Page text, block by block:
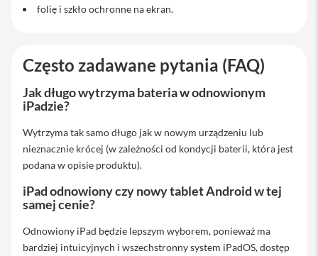
i
r
1
3
i
a
d
-
g
n
e
folię i szkło ochronne na ekran.
Często zadawane pytania (FAQ)
Jak długo wytrzyma bateria w odnowionym
iPadzie?
Wytrzyma tak samo długo jak w nowym urządzeniu lub
nieznacznie krócej (w zależności od kondycji baterii, która jest
podana w opisie produktu).
iPad odnowiony czy nowy tablet Android w tej
samej cenie?
Odnowiony iPad będzie lepszym wyborem, ponieważ ma
bardziej intuicyjnych i wszechstronny system iPadOS, dostęp